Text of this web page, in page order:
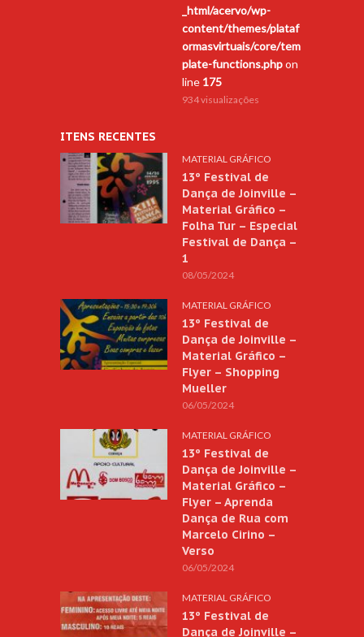
_html/acervo/wp-
content/themes/plataf
ormasvirtuais/core/tem
plate-functions.phpon
line 175
934 visualizações
ITENS RECENTES
MATERIAL GRÁFICO
13º Festival de
Dança de Joinville –
Material Gráfico –
Folha Tur – Especial
Festival de Dança –
1
08/05/2024
MATERIAL GRÁFICO
13º Festival de
Dança de Joinville –
Material Gráfico –
Flyer – Shopping
Mueller
06/05/2024
MATERIAL GRÁFICO
13º Festival de
Dança de Joinville –
Material Gráfico –
Flyer – Aprenda
Dança de Rua com
Marcelo Cirino –
Verso
06/05/2024
MATERIAL GRÁFICO
13º Festival de
Dança de Joinville –